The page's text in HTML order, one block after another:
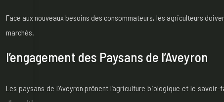
Face aux nouveaux besoins des consommateurs, les agriculteurs
marchés.
l’engagement des Paysans de l’Aveyron
Les paysans de l’Aveyron prônent l’agriculture biologique et le